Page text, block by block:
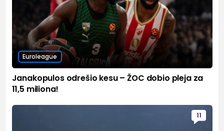
Euroleague
Janakopulos odrešio kesu – ŽOC dobio pleja za
11,5 miliona!
11